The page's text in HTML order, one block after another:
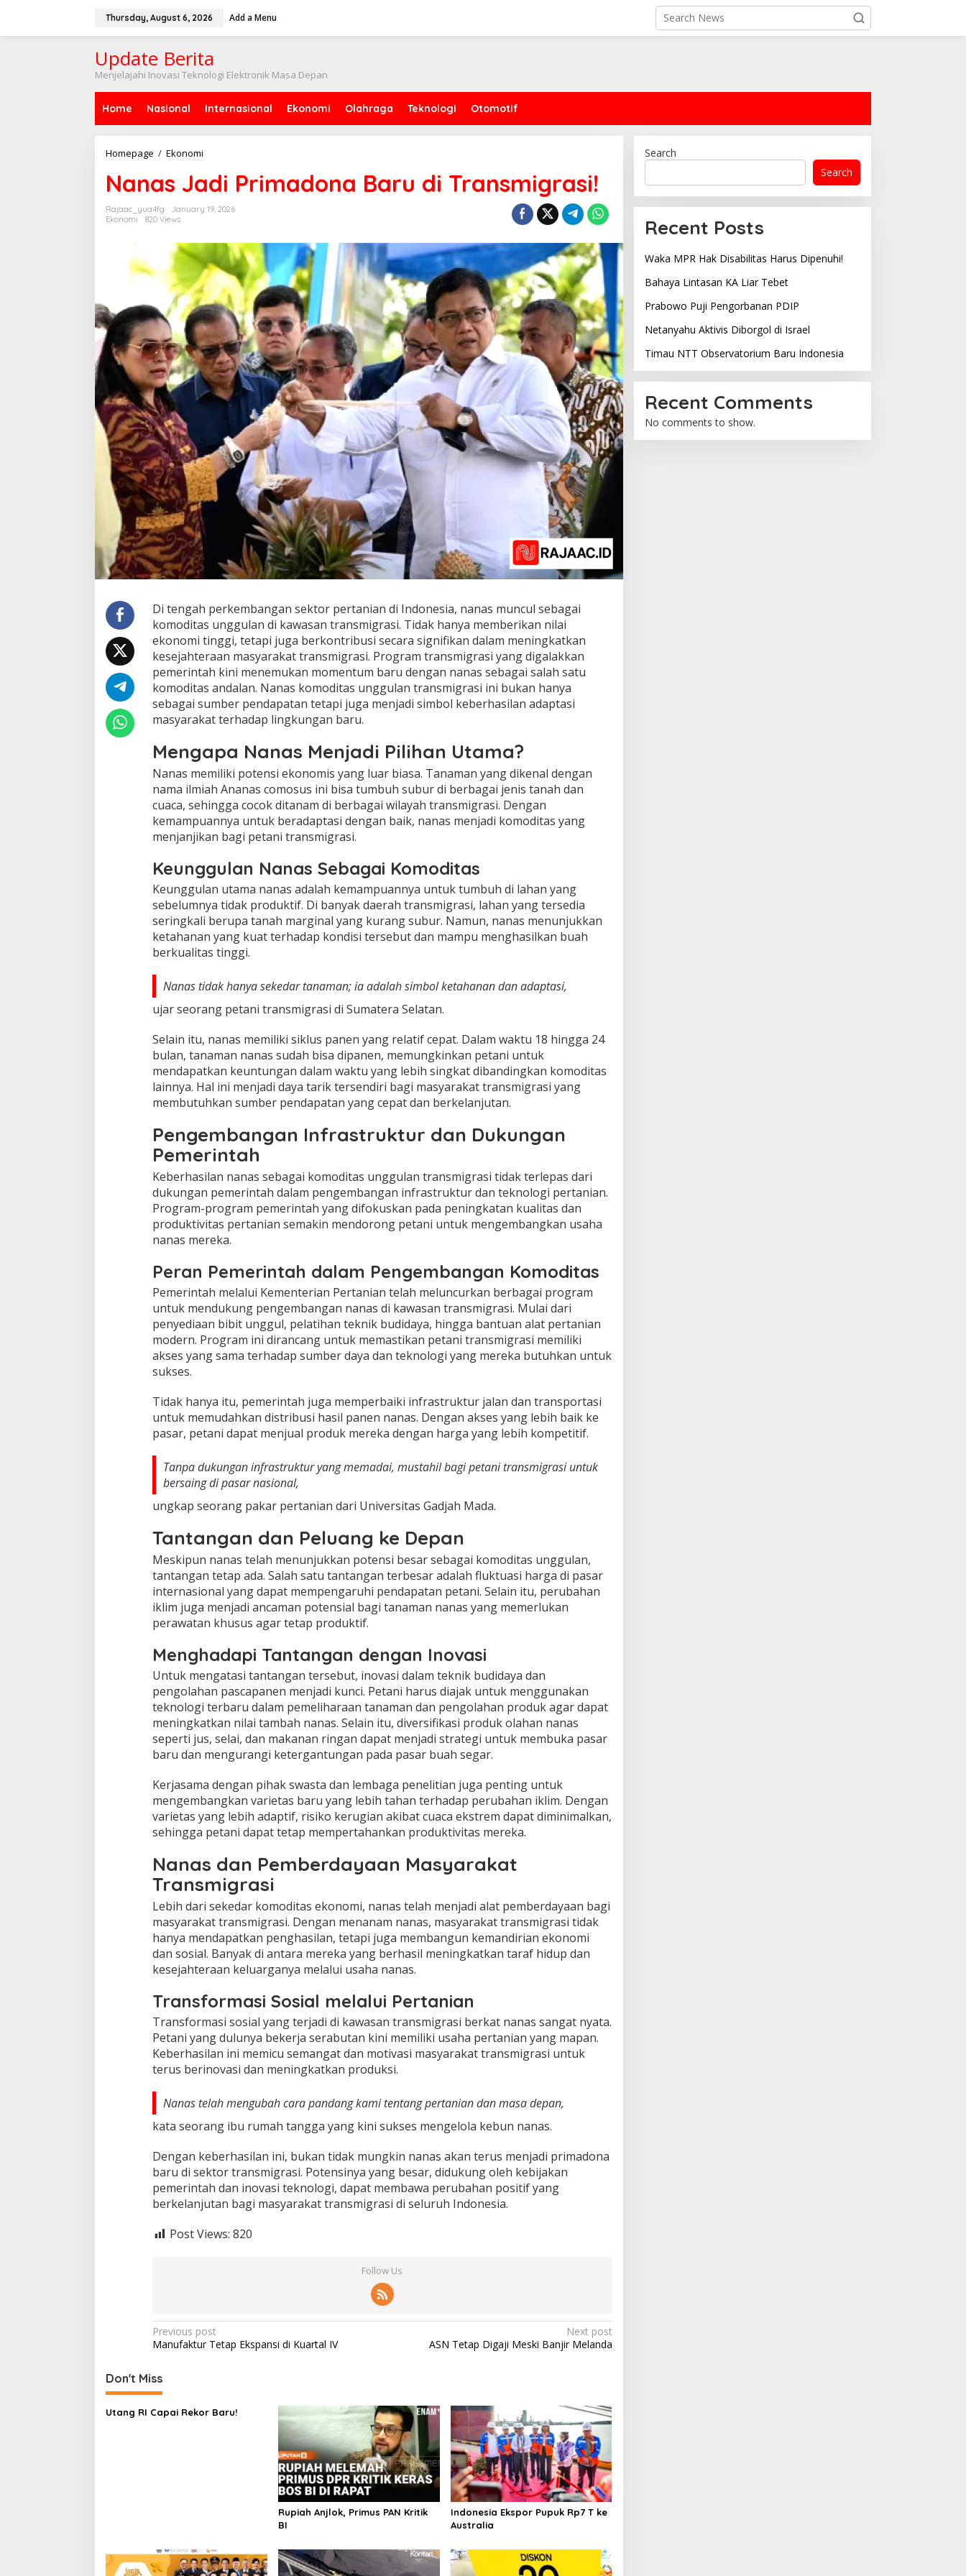
Thursday, August 6, 2026 Add a Menu
Update Berita
Menjelajahi Inovasi Teknologi Elektronik Masa Depan
Home Nasional Internasional Ekonomi Olahraga Teknologi Otomotif
Homepage / Ekonomi
Primadona
Baru
di
Transmigrasi!
Nanas Jadi Primadona Baru di Transmigrasi!
Rajaac_yua4fg
January 19, 2026
Ekonomi
820 Views
Di tengah perkembangan sektor pertanian di Indonesia, nanas muncul sebagai
komoditas unggulan di kawasan transmigrasi. Tidak hanya memberikan nilai
ekonomi tinggi, tetapi juga berkontribusi secara signifikan dalam meningkatkan
kesejahteraan masyarakat transmigrasi. Program transmigrasi yang digalakkan
pemerintah kini menemukan momentum baru dengan nanas sebagai salah satu
komoditas andalan. Nanas komoditas unggulan transmigrasi ini bukan hanya
sebagai sumber pendapatan tetapi juga menjadi simbol keberhasilan adaptasi
masyarakat terhadap lingkungan baru.
Mengapa Nanas Menjadi Pilihan Utama?
Nanas memiliki potensi ekonomis yang luar biasa. Tanaman yang dikenal dengan
nama ilmiah Ananas comosus ini bisa tumbuh subur di berbagai jenis tanah dan
cuaca, sehingga cocok ditanam di berbagai wilayah transmigrasi. Dengan
kemampuannya untuk beradaptasi dengan baik, nanas menjadi komoditas yang
menjanjikan bagi petani transmigrasi.
Keunggulan Nanas Sebagai Komoditas
Keunggulan utama nanas adalah kemampuannya untuk tumbuh di lahan yang
sebelumnya tidak produktif. Di banyak daerah transmigrasi, lahan yang tersedia
seringkali berupa tanah marginal yang kurang subur. Namun, nanas menunjukkan
ketahanan yang kuat terhadap kondisi tersebut dan mampu menghasilkan buah
berkualitas tinggi.
Nanas tidak hanya sekedar tanaman; ia adalah simbol ketahanan dan adaptasi,
ujar seorang petani transmigrasi di Sumatera Selatan.
Selain itu, nanas memiliki siklus panen yang relatif cepat. Dalam waktu 18 hingga 24
bulan, tanaman nanas sudah bisa dipanen, memungkinkan petani untuk
mendapatkan keuntungan dalam waktu yang lebih singkat dibandingkan komoditas
lainnya. Hal ini menjadi daya tarik tersendiri bagi masyarakat transmigrasi yang
membutuhkan sumber pendapatan yang cepat dan berkelanjutan.
Pengembangan Infrastruktur dan Dukungan
Pemerintah
Keberhasilan nanas sebagai komoditas unggulan transmigrasi tidak terlepas dari
dukungan pemerintah dalam pengembangan infrastruktur dan teknologi pertanian.
Program-program pemerintah yang difokuskan pada peningkatan kualitas dan
produktivitas pertanian semakin mendorong petani untuk mengembangkan usaha
nanas mereka.
Peran Pemerintah dalam Pengembangan Komoditas
Pemerintah melalui Kementerian Pertanian telah meluncurkan berbagai program
untuk mendukung pengembangan nanas di kawasan transmigrasi. Mulai dari
penyediaan bibit unggul, pelatihan teknik budidaya, hingga bantuan alat pertanian
modern. Program ini dirancang untuk memastikan petani transmigrasi memiliki
akses yang sama terhadap sumber daya dan teknologi yang mereka butuhkan untuk
sukses.
Tidak hanya itu, pemerintah juga memperbaiki infrastruktur jalan dan transportasi
untuk memudahkan distribusi hasil panen nanas. Dengan akses yang lebih baik ke
pasar, petani dapat menjual produk mereka dengan harga yang lebih kompetitif.
Tanpa dukungan infrastruktur yang memadai, mustahil bagi petani transmigrasi untuk
bersaing di pasar nasional,
ungkap seorang pakar pertanian dari Universitas Gadjah Mada.
Tantangan dan Peluang ke Depan
Meskipun nanas telah menunjukkan potensi besar sebagai komoditas unggulan,
tantangan tetap ada. Salah satu tantangan terbesar adalah fluktuasi harga di pasar
internasional yang dapat mempengaruhi pendapatan petani. Selain itu, perubahan
iklim juga menjadi ancaman potensial bagi tanaman nanas yang memerlukan
perawatan khusus agar tetap produktif.
Menghadapi Tantangan dengan Inovasi
Untuk mengatasi tantangan tersebut, inovasi dalam teknik budidaya dan
pengolahan pascapanen menjadi kunci. Petani harus diajak untuk menggunakan
teknologi terbaru dalam pemeliharaan tanaman dan pengolahan produk agar dapat
meningkatkan nilai tambah nanas. Selain itu, diversifikasi produk olahan nanas
seperti jus, selai, dan makanan ringan dapat menjadi strategi untuk membuka pasar
baru dan mengurangi ketergantungan pada pasar buah segar.
Kerjasama dengan pihak swasta dan lembaga penelitian juga penting untuk
mengembangkan varietas baru yang lebih tahan terhadap perubahan iklim. Dengan
varietas yang lebih adaptif, risiko kerugian akibat cuaca ekstrem dapat diminimalkan,
sehingga petani dapat tetap mempertahankan produktivitas mereka.
Nanas dan Pemberdayaan Masyarakat
Transmigrasi
Lebih dari sekedar komoditas ekonomi, nanas telah menjadi alat pemberdayaan bagi
masyarakat transmigrasi. Dengan menanam nanas, masyarakat transmigrasi tidak
hanya mendapatkan penghasilan, tetapi juga membangun kemandirian ekonomi
dan sosial. Banyak di antara mereka yang berhasil meningkatkan taraf hidup dan
kesejahteraan keluarganya melalui usaha nanas.
Transformasi Sosial melalui Pertanian
Transformasi sosial yang terjadi di kawasan transmigrasi berkat nanas sangat nyata.
Petani yang dulunya bekerja serabutan kini memiliki usaha pertanian yang mapan.
Keberhasilan ini memicu semangat dan motivasi masyarakat transmigrasi untuk
terus berinovasi dan meningkatkan produksi.
Nanas telah mengubah cara pandang kami tentang pertanian dan masa depan,
kata seorang ibu rumah tangga yang kini sukses mengelola kebun nanas.
Dengan keberhasilan ini, bukan tidak mungkin nanas akan terus menjadi primadona
baru di sektor transmigrasi. Potensinya yang besar, didukung oleh kebijakan
pemerintah dan inovasi teknologi, dapat membawa perubahan positif yang
berkelanjutan bagi masyarakat transmigrasi di seluruh Indonesia.
Post Views: 820
Follow Us
Post
navigation
Previous post
Manufaktur Tetap Ekspansi di Kuartal IV
Next post
ASN Tetap Digaji Meski Banjir Melanda
Don't Miss
Utang RI Capai Rekor Baru!
Rupiah Anjlok, Primus PAN Kritik
BI
Indonesia Ekspor Pupuk Rp7 T ke
Australia
Search
Search
Recent Posts
Waka MPR Hak Disabilitas Harus Dipenuhi!
Bahaya Lintasan KA Liar Tebet
Prabowo Puji Pengorbanan PDIP
Netanyahu Aktivis Diborgol di Israel
Timau NTT Observatorium Baru Indonesia
Recent Comments
No comments to show.